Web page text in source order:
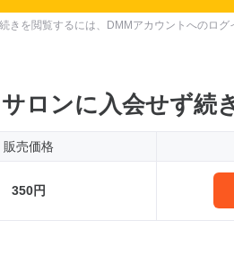
続きを閲覧するには、DMMアカウントへのログ
サロンに入会せず続
販売価格
350円